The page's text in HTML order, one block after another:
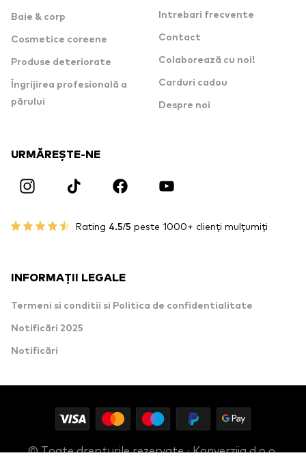
Baie & corp
Cosmetice coreene
Produse deteriorate
Îngrijirea profesională a
părului
Intrebari frecvente
Contact
Colaborează cu noi!
Carduri cadou
Despre noi
URMĂREȘTE-NE
Rating 4.5/5 peste 1000+ clienți mulțumiți
INFORMAȚII LEGALE
Termeni si conditii si Politica de confidentialitate
Notificări 2025
Notificări
© Toate drepturile rezervate · Konverzija d.o.o.